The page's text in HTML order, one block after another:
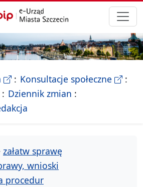
menu
- Biletyn Informacji Publicznej
Konsultacje społeczne-
strona Miasta Szczecin
Dziennik zmian
rozdziałów
załatw sprawę
wnioski
procedur